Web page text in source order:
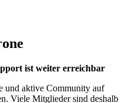
ist weiter erreichbar
und aktive Community auf
Viele Mitglieder sind deshalb